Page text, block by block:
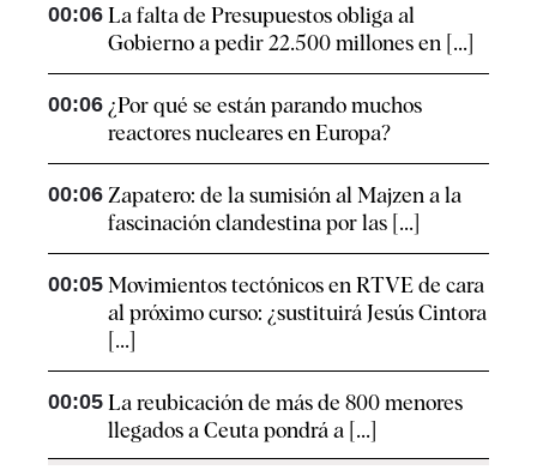
00:06 La falta de Presupuestos obliga al
Gobierno a pedir 22.500 millones en [...]
00:06 ¿Por qué se están parando muchos
reactores nucleares en Europa?
00:06 Zapatero: de la sumisión al Majzen a la
fascinación clandestina por las [...]
00:05 Movimientos tectónicos en RTVE de cara
al próximo curso: ¿sustituirá Jesús Cintora
[...]
00:05 La reubicación de más de 800 menores
llegados a Ceuta pondrá a [...]